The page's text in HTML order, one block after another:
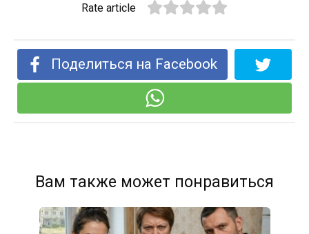
Rate article
Поделиться на Facebook
Вам также может понравиться